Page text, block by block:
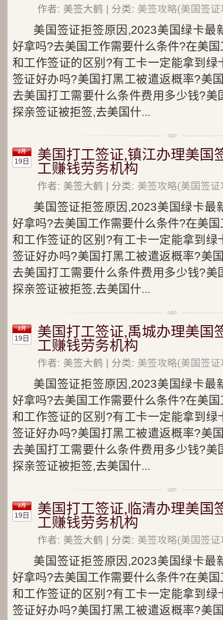
作者: 美签大鹤 | 分类: 美签攻略(美国签证
美国签证拒签原因,2023美国绿卡最
好拿吗?去美国工作需要什么条件?在美
和工作签证的区别?有工卡一定能拿到绿
签证好办吗?美国打黑工被遣返概率?美
去美国打工需要什么条件费用多少钱?美
探亲签证被拒签,去美国什...
2月
19日
美国打工签证,镇江办理美国
工赚钱劳务机构
作者: 美签大鹤 | 分类: 美签攻略(美国签证
美国签证拒签原因,2023美国绿卡最
好拿吗?去美国工作需要什么条件?在美
和工作签证的区别?有工卡一定能拿到绿
签证好办吗?美国打黑工被遣返概率?美
去美国打工需要什么条件费用多少钱?美
探亲签证被拒签,去美国什...
2月
19日
美国打工签证,禹城办理美国
工赚钱劳务机构
作者: 美签大鹤 | 分类: 美签攻略(美国签证
美国签证拒签原因,2023美国绿卡最
好拿吗?去美国工作需要什么条件?在美
和工作签证的区别?有工卡一定能拿到绿
签证好办吗?美国打黑工被遣返概率?美
去美国打工需要什么条件费用多少钱?美
探亲签证被拒签,去美国什...
2月
19日
美国打工签证,临清办理美国
工赚钱劳务机构
作者: 美签大鹤 | 分类: 美签攻略(美国签证
美国签证拒签原因,2023美国绿卡最
好拿吗?去美国工作需要什么条件?在美
和工作签证的区别?有工卡一定能拿到绿
签证好办吗?美国打黑工被遣返概率?美